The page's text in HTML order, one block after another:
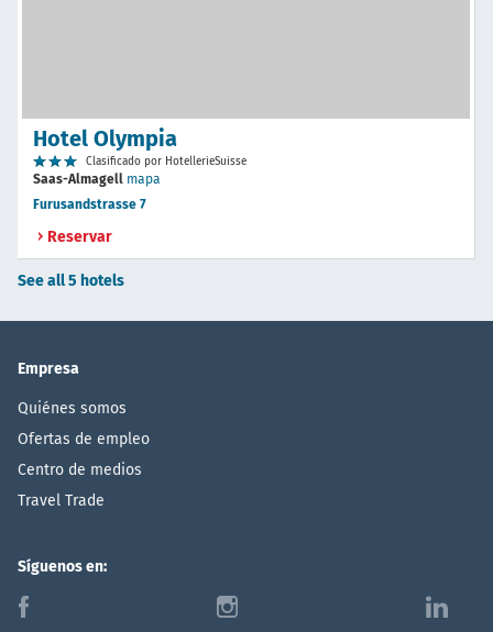
Hotel Olympia
Clasificado por HotellerieSuisse
Saas-Almagell mapa
Furusandstrasse 7
Reservar
See all 5 hotels
Empresa
Quiénes somos
Ofertas de empleo
Centro de medios
Travel Trade
Síguenos en:
f i l